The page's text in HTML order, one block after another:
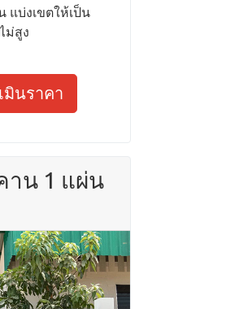
แบ่งเขตให้เป็น
ม่สูง
มินราคา
าน 1 แผ่น